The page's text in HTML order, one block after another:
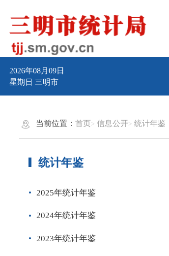
2026年08月09日
星期日 三明市
当前位置：首页 信息公开 统计年鉴
统计年鉴
2025年统计年鉴
2024年统计年鉴
2023年统计年鉴